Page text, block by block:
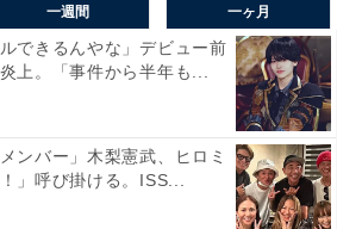
一週間 一ヶ月
できるんやな」デビュー前
上。「事件から半年も...
ンバー」木梨憲武、ヒロミ
」呼び掛ける。ISS...